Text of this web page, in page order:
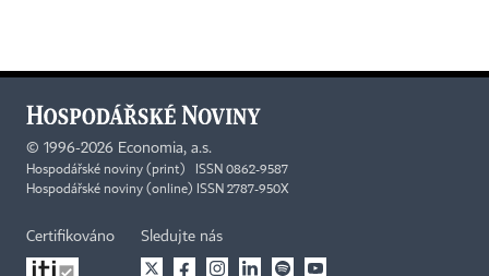
© 1996-2026 Economia, a.s.
Hospodářské noviny (print) ISSN 0862-9587
Hospodářské noviny (online) ISSN 2787-950X
Certifikováno Sledujte nás